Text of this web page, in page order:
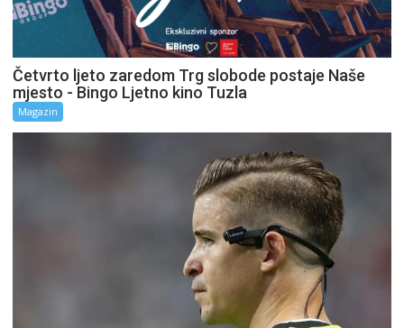
Četvrto ljeto zaredom Trg slobode postaje Naše
mjesto - Bingo Ljetno kino Tuzla
Magazin